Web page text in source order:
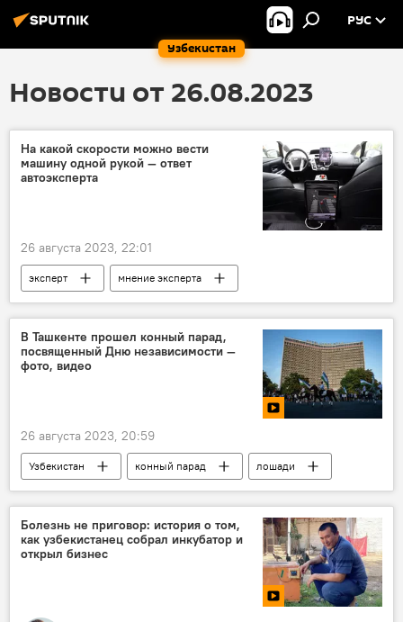
Узбекистан
РУС
Новости от 26.08.2023
На какой скорости можно вести
машину одной рукой — ответ
автоэксперта
26 августа 2023, 22:01
эксперт
мнение эксперта
автомобиль
вождение
дорога
скорость
водитель
В Ташкенте прошел конный парад,
посвященный Дню независимости —
фото, видео
26 августа 2023, 20:59
Узбекистан конный парад
лошади
День независимости
Ташкент
проспект Амира Темура
Болезнь не приговор: история о том,
как узбекистанец собрал инкубатор и
открыл бизнес